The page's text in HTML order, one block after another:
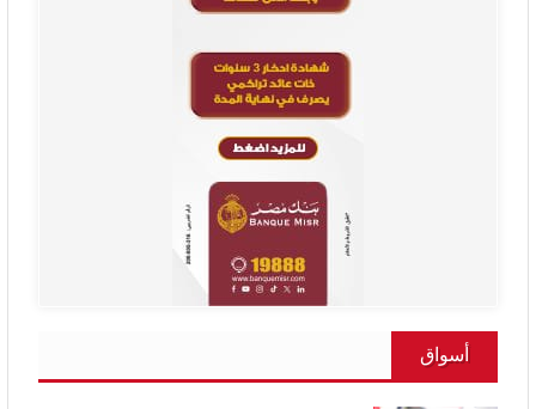
أسواق